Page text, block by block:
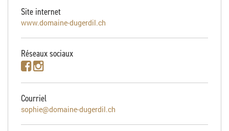
Site internet
www.domaine-dugerdil.ch
Réseaux sociaux
Courriel
sophie@domaine-dugerdil.ch